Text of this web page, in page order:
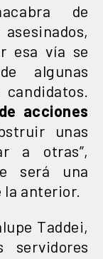
de
esa vía se
algunas
acciones
unas
a otras”,
será una
anterior.
Taddei,
servidores